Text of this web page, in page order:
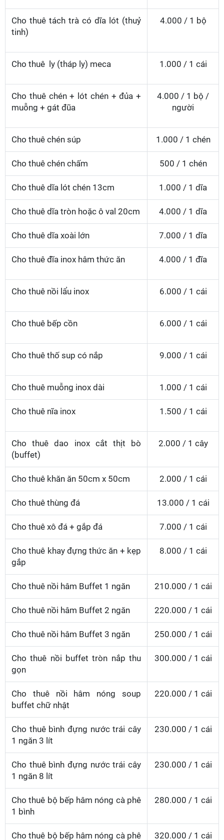
Cho thuê tách trà có dĩa lót (thuỷ
tinh)
4.000 / 1 bộ
Cho thuê ly (tháp ly) meca 1.000 / 1 cái
Cho thuê chén + lót chén + đủa +
muỗng + gát đũa
4.000 / 1 bộ /
người
Cho thuê chén súp 1.000 / 1 chén
Cho thuê chén chấm 500 / 1 chén
Cho thuê dĩa lót chén 13cm 1.000 / 1 dĩa
Cho thuê dĩa tròn hoặc ô val 20cm 4.000 / 1 dĩa
Cho thuê dĩa xoài lớn 7.000 / 1 dĩa
Cho thuê đĩa inox hâm thức ăn 4.000 / 1 đĩa
Cho thuê nồi lẩu inox 6.000 / 1 cái
Cho thuê bếp cồn 6.000 / 1 cái
Cho thuê thố sup có nắp 9.000 / 1 cái
Cho thuê muỗng inox dài 1.000 / 1 cái
Cho thuê nĩa inox 1.500 / 1 cái
Cho thuê dao inox cắt thịt bò
(buffet)
2.000 / 1 cây
Cho thuê khăn ăn 50cm x 50cm 2.000 / 1 cái
Cho thuê thùng đá 13.000 / 1 cái
Cho thuê xô đá + gắp đá 7.000 / 1 cái
Cho thuê khay đựng thức ăn + kẹp
gắp
8.000 / 1 cái
Cho thuê nồi hâm Buffet 1 ngăn 210.000 / 1 cái
Cho thuê nồi hâm Buffet 2 ngăn 220.000 / 1 cái
Cho thuê nồi hâm Buffet 3 ngăn 250.000 / 1 cái
Cho thuê nồi buffet tròn nắp thu
gọn
300.000 / 1 cái
Cho thuê nồi hâm nóng soup
buffet chữ nhật
220.000 / 1 cái
Cho thuê bình đựng nước trái cây
1 ngăn 3 lít
230.000 / 1 cái
Cho thuê bình đựng nước trái cây
1 ngăn 8 lít
230.000 / 1 cái
Cho thuê bộ bếp hâm nóng cà phê
1 bình
280.000 / 1 cái
Cho thuê bộ bếp hâm nóng cà phê 320.000 / 1 cái